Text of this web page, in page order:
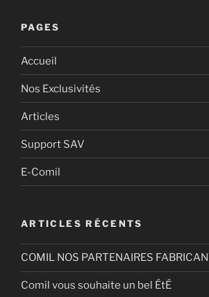
PAGES
Accueil
Nos Exclusivités
Articles
Support SAV
E-Comil
ARTICLES RÉCENTS
COMIL NOS PARTENAIRES
Comil vous souhaite un bel ÉtÉ